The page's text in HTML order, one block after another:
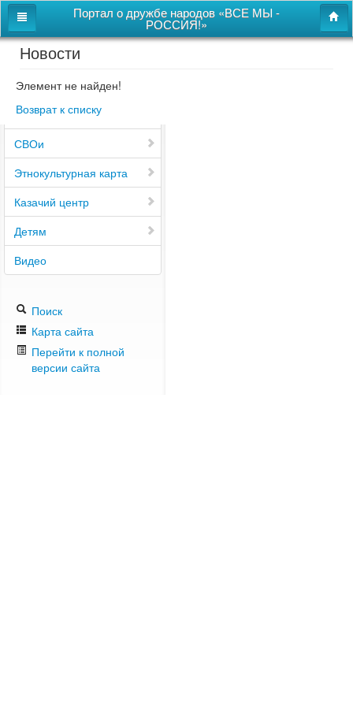
Портал о дружбе народов «ВСЕ МЫ -
РОССИЯ!»
Главная
Дом дружбы народов
Новости
СВОи
Этнокультурная карта
Казачий центр
Детям
Видео
Поиск
Карта сайта
Перейти к полной
версии сайта
Новости
Элемент не найден!
Возврат к списку